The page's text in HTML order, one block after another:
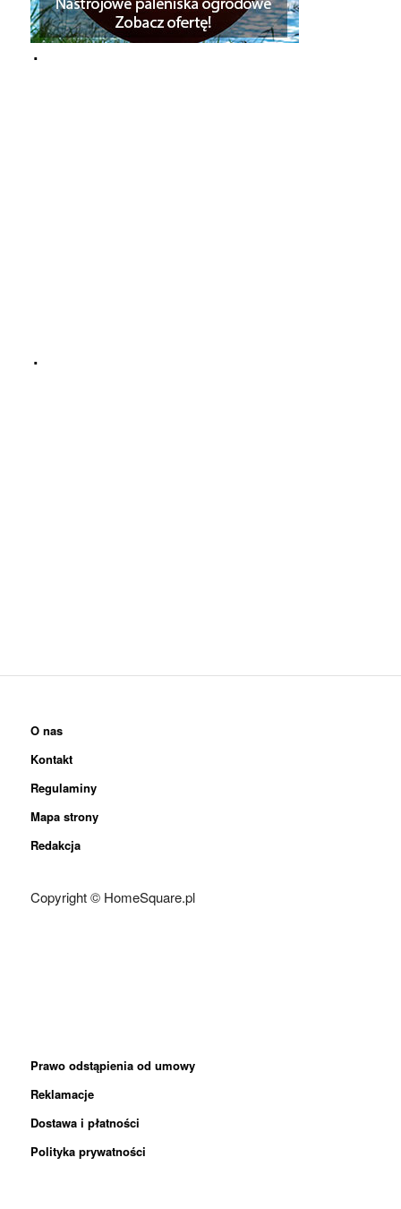
O nas
Kontakt
Regulaminy
Mapa strony
Redakcja
Copyright © HomeSquare.pl
Prawo odstąpienia od umowy
Reklamacje
Dostawa i płatności
Polityka prywatności